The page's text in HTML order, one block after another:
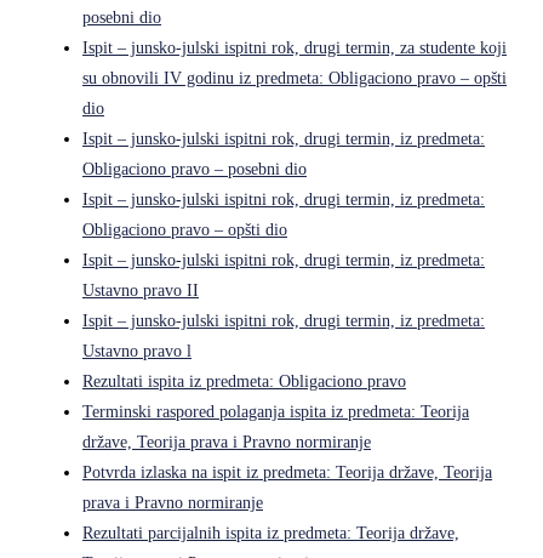
posebni dio
Ispit – junsko-julski ispitni rok, drugi termin, za studente koji
su obnovili IV godinu iz predmeta: Obligaciono pravo – opšti
dio
Ispit – junsko-julski ispitni rok, drugi termin, iz predmeta:
Obligaciono pravo – posebni dio
Ispit – junsko-julski ispitni rok, drugi termin, iz predmeta:
Obligaciono pravo – opšti dio
Ispit – junsko-julski ispitni rok, drugi termin, iz predmeta:
Ustavno pravo II
Ispit – junsko-julski ispitni rok, drugi termin, iz predmeta:
Ustavno pravo l
Rezultati ispita iz predmeta: Obligaciono pravo
Terminski raspored polaganja ispita iz predmeta: Teorija
države, Teorija prava i Pravno normiranje
Potvrda izlaska na ispit iz predmeta: Teorija države, Teorija
prava i Pravno normiranje
Rezultati parcijalnih ispita iz predmeta: Teorija države,